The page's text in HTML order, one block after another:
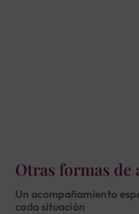
Otras formas de
Un acompañamiento
cada situación